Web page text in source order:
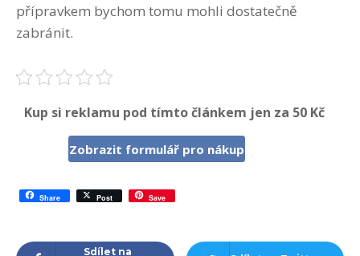
přípravkem bychom tomu mohli dostatečně
zabránit.
Kup si reklamu pod tímto článkem jen za 50 Kč
Zobrazit formulář pro nákup
Share Post Save
Sdílet na